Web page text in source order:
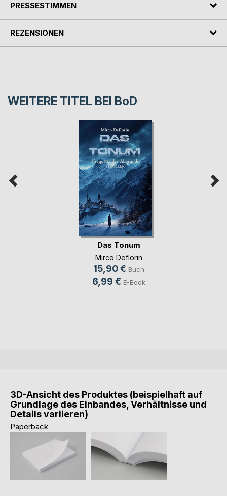
PRESSESTIMMEN
REZENSIONEN
WEITERE TITEL BEI BoD
Das Tonum
Mirco Deflorin
15,90 € Buch
6,99 € E-Book
3D-Ansicht des Produktes (beispielhaft auf
Grundlage des Einbandes, Verhältnisse und
Details variieren)
Paperback